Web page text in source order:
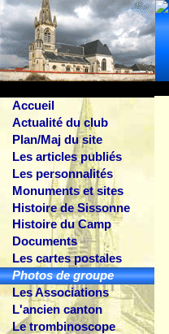
Accueil
Actualité du club
Plan/Maj du site
Les articles publiés
Les personnalités
Monuments et sites
Histoire de Sissonne
Histoire du Camp
Documents
Les cartes postales
Photos de groupe
Les Associations
L'ancien canton
Le trombinoscope